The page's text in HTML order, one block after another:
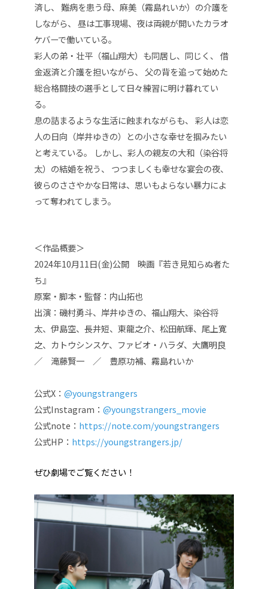
済し、 難病を患う母、麻美（霧島れいか）の介護を
しながら、 昼は工事現場、夜は両親が開いたカラオ
ケバーで働いている。
彩人の弟・壮平（福山翔大）も同居し、同じく、 借
金返済と介護を担いながら、 父の背を追って始めた
総合格闘技の選手として日々練習に明け暮れてい
る。
息の詰まるような生活に蝕まれながらも、 彩人は恋
人の日向（岸井ゆきの）との小さな幸せを掴みたい
と考えている。 しかし、彩人の親友の大和（染谷将
太）の結婚を祝う、 つつましくも幸せな宴会の夜、
彼らのささやかな日常は、思いもよらない暴力によ
って奪われてしまう。
＜作品概要＞
2024年10月11日(金)公開 映画『若き見知らぬ者た
ち』
原案・脚本・監督：内山拓也
出演：磯村勇斗、岸井ゆきの、福山翔大、染谷将
太、伊島空、長井短、東龍之介、松田航輝、尾上寛
之、カトウシンスケ、ファビオ・ハラダ、大鷹明良
／ 滝藤賢一 ／ 豊原功補、霧島れいか
公式X： @youngstrangers
公式Instagram： @youngstrangers_movie
公式note： https://note.com/youngstrangers
公式HP： https://youngstrangers.jp/
ぜひ劇場でご覧ください！